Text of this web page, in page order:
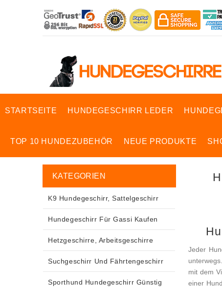
STARTSEITE HUNDEGESCHIRR LEDER
TOP 10 HUNDEZUBEHÖR NEUE PRODUKTE
Jeder
mit dem
einer
KATEGORIEN
K9 Hundegeschirr, Sattelgeschirr
Hundegeschirr Für Gassi Kaufen
Hetzgeschirre, Arbeitsgeschirre
Suchgeschirr Und Fährtengeschirr
Sporthund Hundegeschirr Günstig